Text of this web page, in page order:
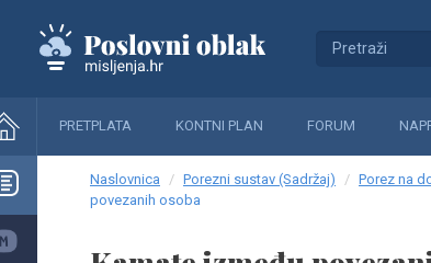
PRETPLATA KONTNI PLAN FORUM
Naslovnica Porezni sustav (Sadržaj) Porez na
povezanih osoba